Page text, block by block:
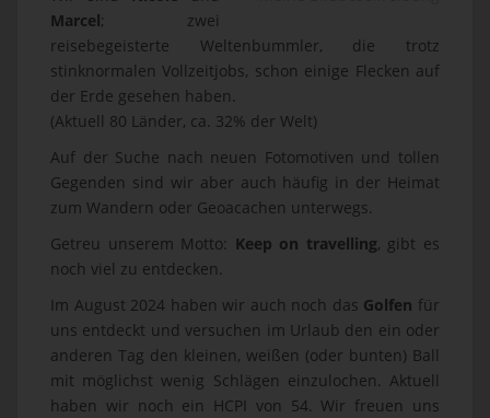
Marcel; zwei
reisebegeisterte Weltenbummler, die trotz
stinknormalen Vollzeitjobs, schon einige Flecken auf
der Erde gesehen haben.
(Aktuell 80 Länder, ca. 32% der Welt)
Auf der Suche nach neuen Fotomotiven und tollen
Gegenden sind wir aber auch häufig in der Heimat
zum Wandern oder Geoacachen unterwegs.
Getreu unserem Motto: Keep on travelling, gibt es
noch viel zu entdecken.
Im August 2024 haben wir auch noch das Golfen für
uns entdeckt und versuchen im Urlaub den ein oder
anderen Tag den kleinen, weißen (oder bunten) Ball
mit möglichst wenig Schlägen einzulochen. Aktuell
haben wir noch ein HCPI von 54. Wir freuen uns